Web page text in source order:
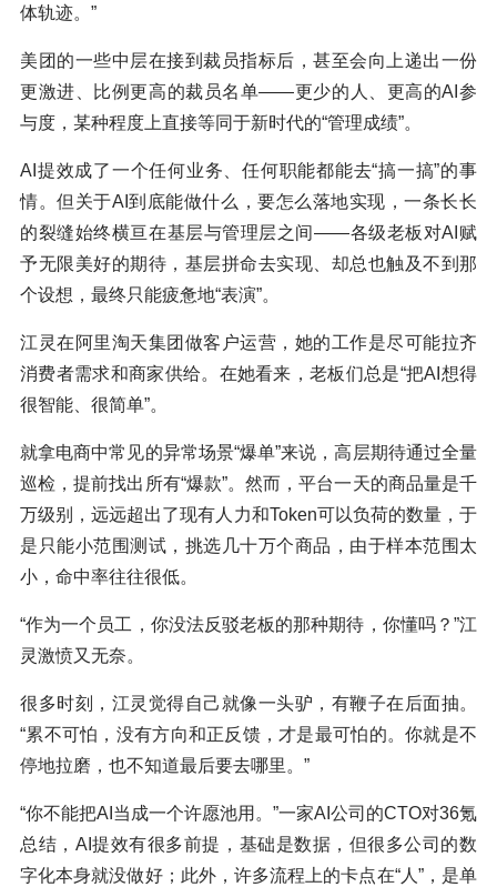
体轨迹。”
美团的一些中层在接到裁员指标后，甚至会向上递出一份
更激进、比例更高的裁员名单——更少的人、更高的AI参
与度，某种程度上直接等同于新时代的“管理成绩”。
AI提效成了一个任何业务、任何职能都能去“搞一搞”的事
情。但关于AI到底能做什么，要怎么落地实现，一条长长
的裂缝始终横亘在基层与管理层之间——各级老板对AI赋
予无限美好的期待，基层拼命去实现、却总也触及不到那
个设想，最终只能疲惫地“表演”。
江灵在阿里淘天集团做客户运营，她的工作是尽可能拉齐
消费者需求和商家供给。在她看来，老板们总是“把AI想得
很智能、很简单”。
就拿电商中常见的异常场景“爆单”来说，高层期待通过全量
巡检，提前找出所有“爆款”。然而，平台一天的商品量是千
万级别，远远超出了现有人力和Token可以负荷的数量，于
是只能小范围测试，挑选几十万个商品，由于样本范围太
小，命中率往往很低。
“作为一个员工，你没法反驳老板的那种期待，你懂吗？”江
灵激愤又无奈。
很多时刻，江灵觉得自己就像一头驴，有鞭子在后面抽。
“累不可怕，没有方向和正反馈，才是最可怕的。你就是不
停地拉磨，也不知道最后要去哪里。”
“你不能把AI当成一个许愿池用。”一家AI公司的CTO对36氪
总结，AI提效有很多前提，基础是数据，但很多公司的数
字化本身就没做好；此外，许多流程上的卡点在“人”，是单